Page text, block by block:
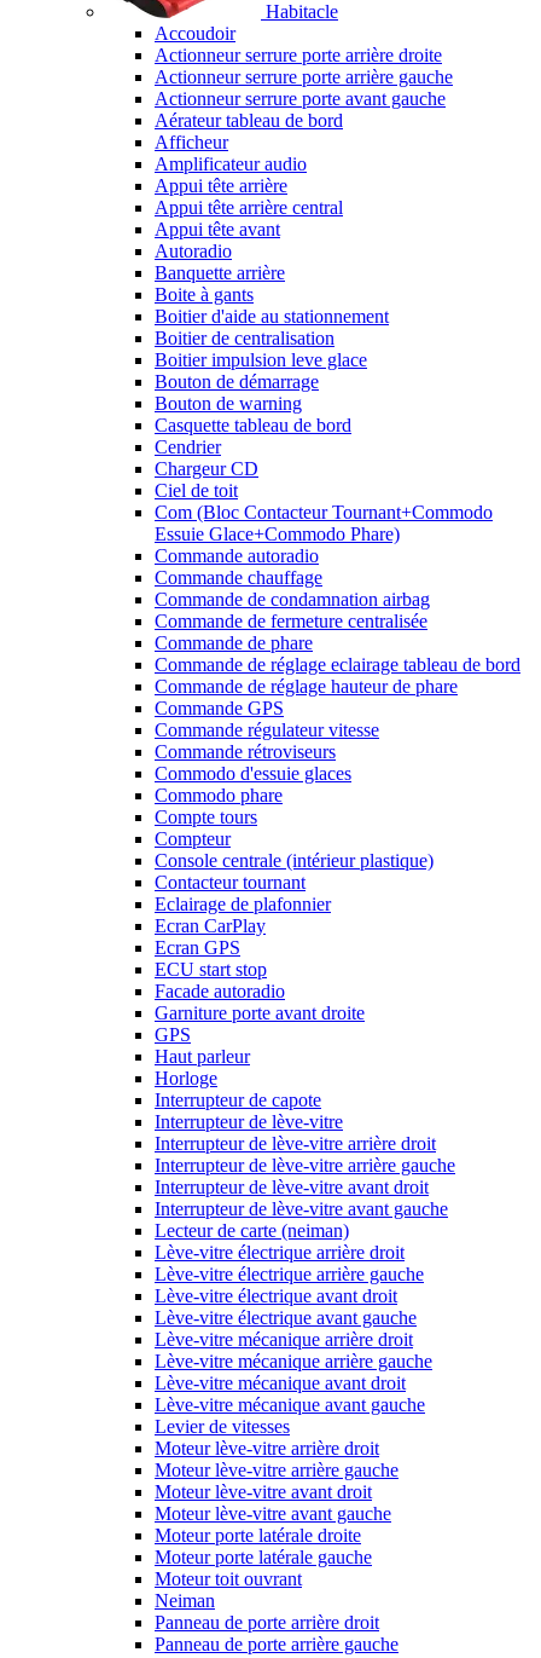
Habitacle
Accoudoir
Actionneur serrure porte arrière droite
Actionneur serrure porte arrière gauche
Actionneur serrure porte avant gauche
Aérateur tableau de bord
Afficheur
Amplificateur audio
Appui tête arrière
Appui tête arrière central
Appui tête avant
Autoradio
Banquette arrière
Boite à gants
Boitier d'aide au stationnement
Boitier de centralisation
Boitier impulsion leve glace
Bouton de démarrage
Bouton de warning
Casquette tableau de bord
Cendrier
Chargeur CD
Ciel de toit
Com (Bloc Contacteur Tournant+Commodo
Essuie Glace+Commodo Phare)
Commande autoradio
Commande chauffage
Commande de condamnation airbag
Commande de fermeture centralisée
Commande de phare
Commande de réglage eclairage tableau de bord
Commande de réglage hauteur de phare
Commande GPS
Commande régulateur vitesse
Commande rétroviseurs
Commodo d'essuie glaces
Commodo phare
Compte tours
Compteur
Console centrale (intérieur plastique)
Contacteur tournant
Eclairage de plafonnier
Ecran CarPlay
Ecran GPS
ECU start stop
Facade autoradio
Garniture porte avant droite
GPS
Haut parleur
Horloge
Interrupteur de capote
Interrupteur de lève-vitre
Interrupteur de lève-vitre arrière droit
Interrupteur de lève-vitre arrière gauche
Interrupteur de lève-vitre avant droit
Interrupteur de lève-vitre avant gauche
Lecteur de carte (neiman)
Lève-vitre électrique arrière droit
Lève-vitre électrique arrière gauche
Lève-vitre électrique avant droit
Lève-vitre électrique avant gauche
Lève-vitre mécanique arrière droit
Lève-vitre mécanique arrière gauche
Lève-vitre mécanique avant droit
Lève-vitre mécanique avant gauche
Levier de vitesses
Moteur lève-vitre arrière droit
Moteur lève-vitre arrière gauche
Moteur lève-vitre avant droit
Moteur lève-vitre avant gauche
Moteur porte latérale droite
Moteur porte latérale gauche
Moteur toit ouvrant
Neiman
Panneau de porte arrière droit
Panneau de porte arrière gauche